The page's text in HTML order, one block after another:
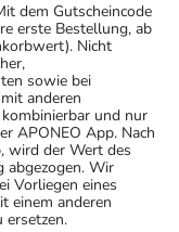
dem Gutscheincode
erste Bestellung, ab
Nicht
sowie bei
anderen
und nur
APONEO App. Nach
wird der Wert des
abgezogen. Wir
Vorliegen eines
einem anderen
ersetzen.